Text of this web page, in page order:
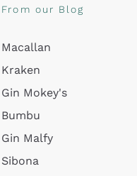
From our Blog
Macallan
Kraken
Gin Mokey's
Bumbu
Gin Malfy
Sibona